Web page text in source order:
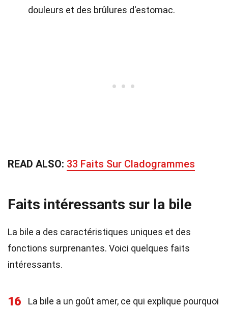
douleurs et des brûlures d'estomac.
READ ALSO: 33 Faits Sur Cladogrammes
Faits intéressants sur la bile
La bile a des caractéristiques uniques et des
fonctions surprenantes. Voici quelques faits
intéressants.
16
La bile a un goût amer, ce qui explique pourquoi